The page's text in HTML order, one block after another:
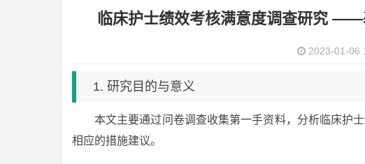
临床护士绩效考核满意度调查研究
2023-01-06
1. 研究目的与意义
本文主要通过问卷调查收集第一手资料，分析临床护
相应的措施建议。